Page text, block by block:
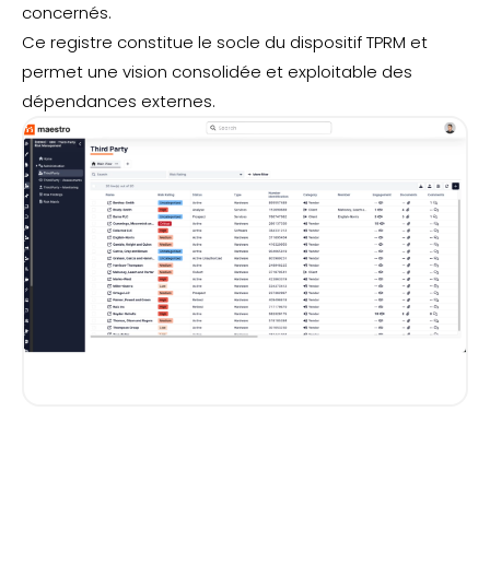
concernés.
Ce registre constitue le socle du dispositif TPRM et
permet une vision consolidée et exploitable des
dépendances externes.